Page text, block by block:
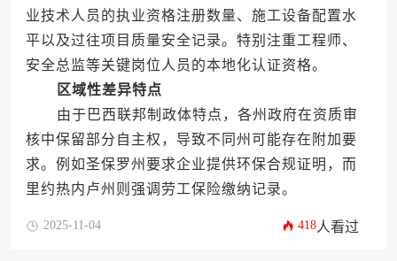
业技术人员的执业资格注册数量、施工设备配置水
平以及过往项目质量安全记录。特别注重工程师、
安全总监等关键岗位人员的本地化认证资格。
区域性差异特点
由于巴西联邦制政体特点，各州政府在资质审
核中保留部分自主权，导致不同州可能存在附加要
求。例如圣保罗州要求企业提供环保合规证明，而
里约热内卢州则强调劳工保险缴纳记录。
2025-11-04 418人看过